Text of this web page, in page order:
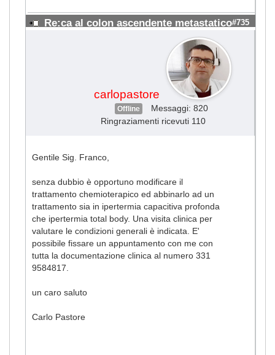
Re:ca al colon ascendente metastatico#735
carlopastore
Offline
Messaggi: 820
Ringraziamenti ricevuti 110
Gentile Sig. Franco,
senza dubbio è opportuno modificare il
trattamento chemioterapico ed abbinarlo ad un
trattamento sia in ipertermia capacitiva profonda
che ipertermia total body. Una visita clinica per
valutare le condizioni generali è indicata. E'
possibile fissare un appuntamento con me con
tutta la documentazione clinica al numero 331
9584817.
un caro saluto
Carlo Pastore